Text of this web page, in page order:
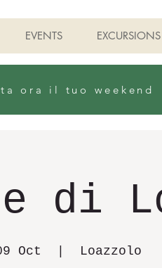
EVENTS EXCURSIONS
ora il tuo weekend
di
Oct Loazzolo